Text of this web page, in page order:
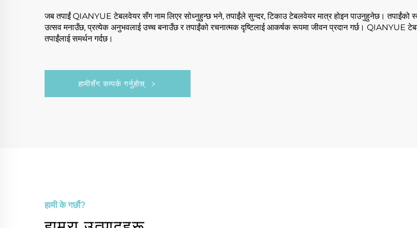
जब तपाईं QIANYUE टेबलवेयर सँग नाम लिएर सोध्नुहुन्छ भने, तपाईंले सुन्दर, टिकाउ टेबलवेयर मात्र होइन पाउनुहुनेछ। तपाईंको
उत्सव मनाउँछ, प्रत्येक अनुभवलाई उच्च बनाउँछ र तपाईंको रचनात्मक दृष्टिलाई आकर्षक रूपमा जीवन प्रदान गर्छ। QIANYUE
तपाईंलाई समर्थन गर्दछ।
हामीसँग सम्पर्क गर्नुहोस्
हामी के गर्छौ?